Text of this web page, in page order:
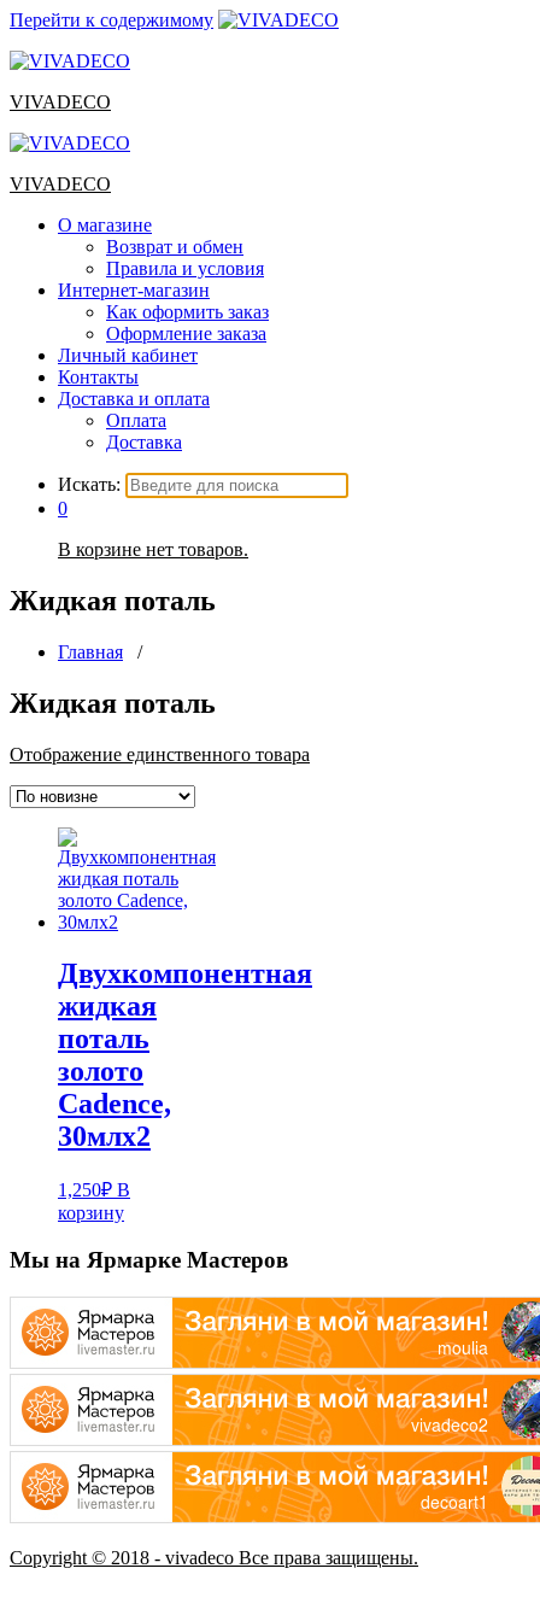
Перейти к содержимому
VIVADECO
VIVADECO
О магазине
Возврат и обмен
Правила и условия
Интернет-магазин
Как оформить заказ
Оформление заказа
Личный кабинет
Контакты
Доставка и оплата
Оплата
Доставка
Искать:
0
В корзине нет товаров.
Жидкая поталь
Главная /
Жидкая поталь
Отображение единственного товара
Двухкомпонентная
жидкая
поталь
золото
Cadence,
30млх2
1,250₽ В
корзину
Мы на Ярмарке Мастеров
Copyright © 2018 - vivadeco Все права защищены.